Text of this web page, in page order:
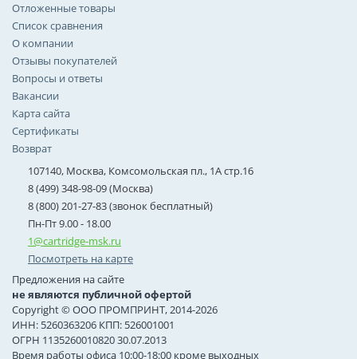
Отложенные товары
Список сравнения
О компании
Отзывы покупателей
Вопросы и ответы
Вакансии
Карта сайта
Сертификаты
Возврат
107140, Москва, Комсомольская пл., 1А стр.16
8 (499) 348-98-09 (Москва)
8 (800) 201-27-83 (звонок бесплатный)
Пн-Пт 9.00 - 18.00
1@cartridge-msk.ru
Посмотреть на карте
Предложения на сайте
не являются публичной офертой
Copyright © ООО ПРОМПРИНТ, 2014-2026
ИНН: 5260363206 КПП: 526001001
ОГРН 1135260010820 30.07.2013
Время работы офиса 10:00-18:00 кроме выходных